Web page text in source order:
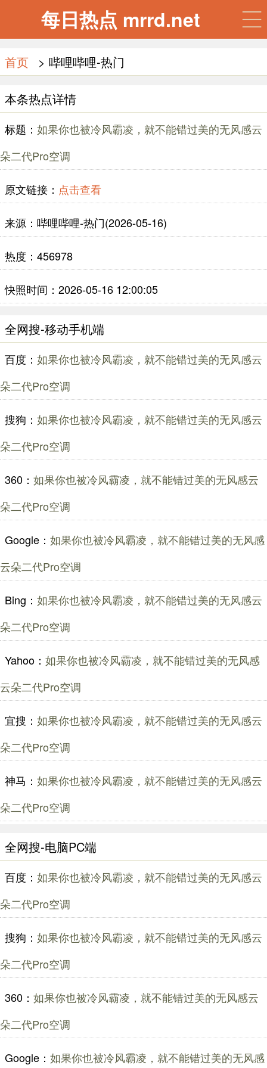
每日热点 mrrd.net
首页 > 哔哩哔哩-热门
本条热点详情
标题： 如果你也被冷风霸凌，就不能错过美的无风感云
朵二代Pro空调
原文链接： 点击查看
来源：哔哩哔哩-热门(2026-05-16)
热度：456978
快照时间：2026-05-16 12:00:05
全网搜-移动手机端
百度： 如果你也被冷风霸凌，就不能错过美的无风感云
朵二代Pro空调
搜狗： 如果你也被冷风霸凌，就不能错过美的无风感云
朵二代Pro空调
360： 如果你也被冷风霸凌，就不能错过美的无风感云
朵二代Pro空调
Google： 如果你也被冷风霸凌，就不能错过美的无风感
云朵二代Pro空调
Bing： 如果你也被冷风霸凌，就不能错过美的无风感云
朵二代Pro空调
Yahoo： 如果你也被冷风霸凌，就不能错过美的无风感
云朵二代Pro空调
宜搜： 如果你也被冷风霸凌，就不能错过美的无风感云
朵二代Pro空调
神马： 如果你也被冷风霸凌，就不能错过美的无风感云
朵二代Pro空调
全网搜-电脑PC端
百度： 如果你也被冷风霸凌，就不能错过美的无风感云
朵二代Pro空调
搜狗： 如果你也被冷风霸凌，就不能错过美的无风感云
朵二代Pro空调
360： 如果你也被冷风霸凌，就不能错过美的无风感云
朵二代Pro空调
Google： 如果你也被冷风霸凌，就不能错过美的无风感